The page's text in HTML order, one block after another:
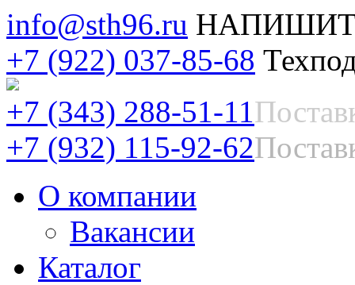
info@sth96.ru
+7 (922) 037-85-68
+7 (343) 288-51-11
+7 (932) 115-92-62
О компании
Вакансии
Каталог